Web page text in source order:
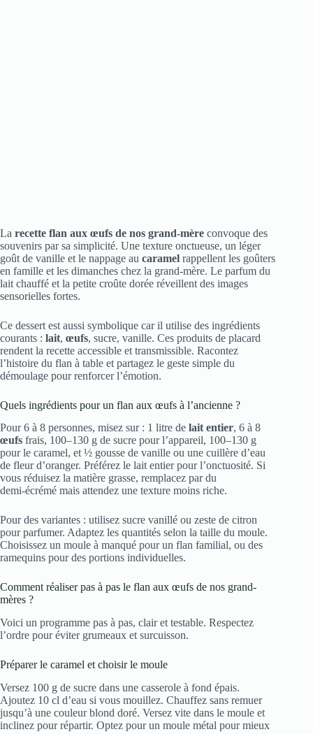
La recette flan aux œufs de nos grand-mère convoque des
souvenirs par sa simplicité. Une texture onctueuse, un léger
goût de vanille et le nappage au caramel rappellent les goûters
en famille et les dimanches chez la grand-mère. Le parfum du
lait chauffé et la petite croûte dorée réveillent des images
sensorielles fortes.
Ce dessert est aussi symbolique car il utilise des ingrédients
courants : lait, œufs, sucre, vanille. Ces produits de placard
rendent la recette accessible et transmissible. Racontez
l’histoire du flan à table et partagez le geste simple du
démoulage pour renforcer l’émotion.
Quels ingrédients pour un flan aux œufs à l’ancienne ?
Pour 6 à 8 personnes, misez sur : 1 litre de lait entier, 6 à 8
œufs frais, 100–130 g de sucre pour l’appareil, 100–130 g
pour le caramel, et ½ gousse de vanille ou une cuillère d’eau
de fleur d’oranger. Préférez le lait entier pour l’onctuosité. Si
vous réduisez la matière grasse, remplacez par du
demi‑écrémé mais attendez une texture moins riche.
Pour des variantes : utilisez sucre vanillé ou zeste de citron
pour parfumer. Adaptez les quantités selon la taille du moule.
Choisissez un moule à manqué pour un flan familial, ou des
ramequins pour des portions individuelles.
Comment réaliser pas à pas le flan aux œufs de nos grand-
mères ?
Voici un programme pas à pas, clair et testable. Respectez
l’ordre pour éviter grumeaux et surcuisson.
Préparer le caramel et choisir le moule
Versez 100 g de sucre dans une casserole à fond épais.
Ajoutez 10 cl d’eau si vous mouillez. Chauffez sans remuer
jusqu’à une couleur blond doré. Versez vite dans le moule et
inclinez pour répartir. Optez pour un moule métal pour mieux